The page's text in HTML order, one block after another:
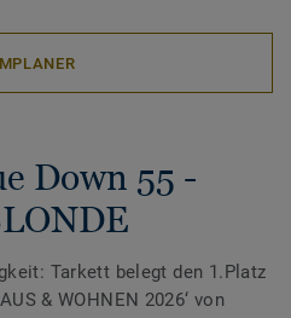
Down 55 -
Tarkett belegt den 1.Platz
& WOHNEN 2026‘ von